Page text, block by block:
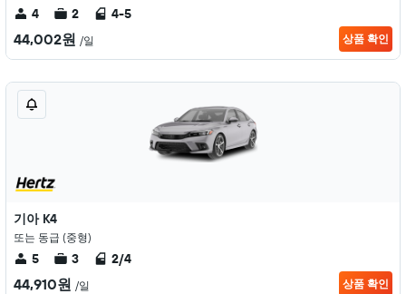
4 2 4-5
44,002원 /일 상품 확인
기아 K4
또는 동급 (중형)
5 3 2/4
44,910원 /일 상품 확인